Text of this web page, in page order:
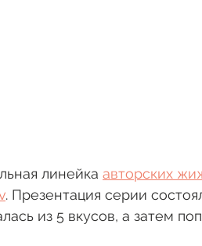
линейка авторских
. Презентация серии
из 5 вкусов, а затем